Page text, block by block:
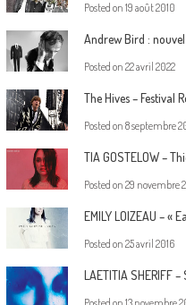
Posted on 19 août 2010
Andrew Bird :
Posted on 22 avril 2022
The Hives – Festival
Posted on 8 septembre
TIA GOSTELOW –
Posted on 29 novembre
EMILY LOIZEAU – «
Posted on 25 avril 2016
LAETITIA SHERIFF